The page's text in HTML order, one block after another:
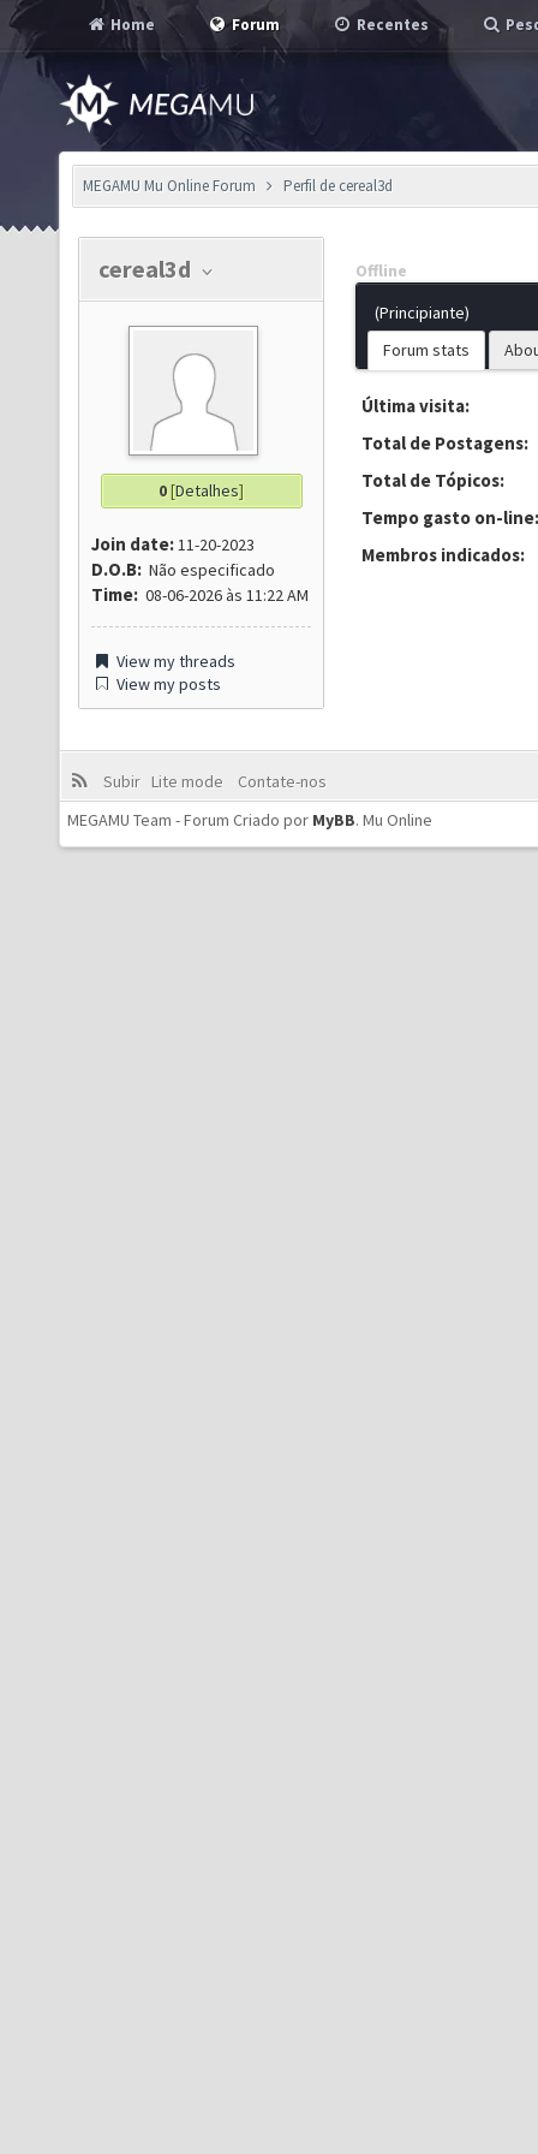
Home Forum Recentes
MEGAMU Mu Online Forum Perfil de cereal3d
cereal3d
0[Detalhes]
Join date:11-20-2023
D.O.B: Não especificado
Time: 08-06-2026 às 11:22 AM
View my threads
View my posts
Offline
(Principiante)
Forum stats
Última visita:
Total de Postagens:
Total de Tópicos:
Tempo gasto on-line:
Membros indicados:
Subir Lite mode
Contate-nos
MEGAMU Team - Forum Criado por MyBB. Mu Online